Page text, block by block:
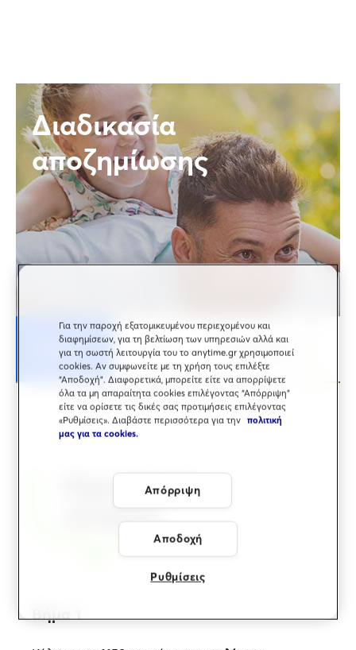
Διαδικασία
αποζημίωσης
Οχήματα Σπίτι Επιχείρηση
Είχες κάποιο
ατύχημα;
Βήμα 1
Για την παροχή εξατομικευμένου περιεχομένου και
διαφημίσεων, για τη βελτίωση των υπηρεσιών αλλά και
για τη σωστή λειτουργία του το anytime.gr χρησιμοποιεί
cookies. Αν συμφωνείτε με τη χρήση τους επιλέξτε
“Αποδοχή”. Διαφορετικά, μπορείτε είτε να απορρίψετε
όλα τα μη απαραίτητα cookies επιλέγοντας “Απόρριψη”
είτε να ορίσετε τις δικές σας προτιμήσεις επιλέγοντας
«Ρυθμίσεις». Διαβάστε περισσότερα για την
πολιτική
μας για τα cookies.
Ρυθμίσεις
Απόρριψη
Αποδοχή